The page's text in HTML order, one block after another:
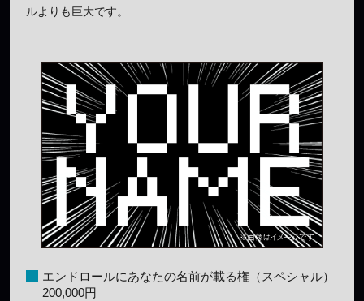
ルよりも巨大です。
エンドロールにあなたの名前が載る権（スペシャル）
200,000円